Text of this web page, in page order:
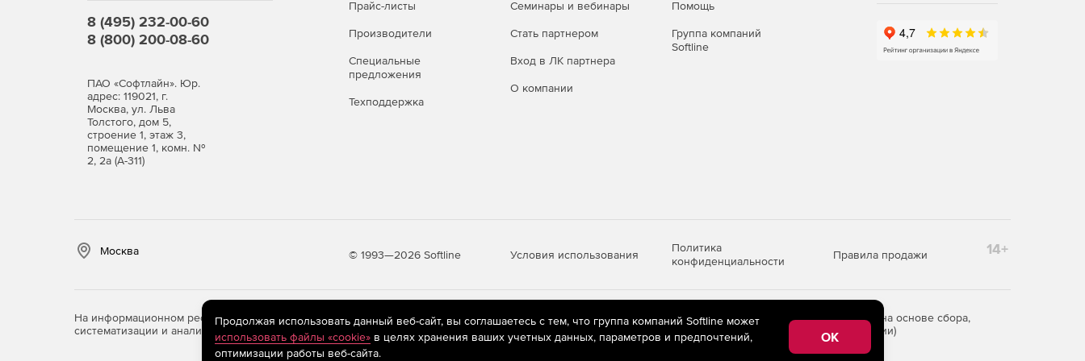
8 (495) 232-00-60
8 (800) 200-08-60
ПАО «Софтлайн». Юр.
адрес: 119021, г.
Москва, ул. Льва
Толстого, дом 5,
строение 1, этаж 3,
помещение 1, комн. №
2, 2а (А-311)
Прайс-листы
Производители
Специальные
предложения
Техподдержка
Семинары и вебинары
Стать партнером
Вход в ЛК партнера
О компании
Помощь
Группа компаний
Softline
Москва © 1993—2026 Softline Условия использования
Политика
конфиденциальности
Правила продажи 14+
На информационном ресурсе store.softline.ru применяютсярекомендательные технологии(информационные технологии предоставления информации на основе сбора,
систематизации и анализа сведений, относящихся к предпочтениям пользователей сети «Интернет», находящихся на территории Российской Федерации)
Продолжая использовать данный веб-сайт, вы соглашаетесь с тем, что группа компаний Softline может
использовать файлы «cookie»в целях хранения ваших учетных данных, параметров и предпочтений,
оптимизации работы веб-сайта.
OK